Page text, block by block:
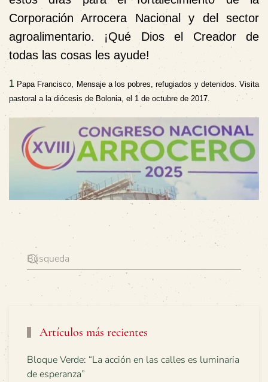
Corporación Arrocera Nacional y del sector
agroalimentario. ¡Qué Dios el Creador de
todas las cosas les ayude!
1 Papa Francisco, Mensaje a los pobres, refugiados y detenidos. Visita
pastoral a la diócesis de Bolonia, el 1 de octubre de 2017.
Artículos más recientes
Bloque Verde: “La acción en las calles es luminaria
de esperanza”